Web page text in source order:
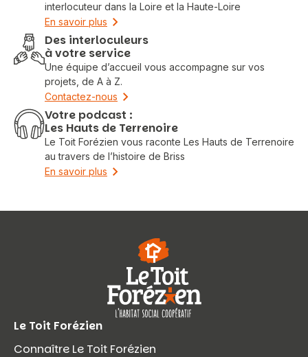
Rechercher
interlocuteur dans la Loire et la Haute-Loire
En savoir plus
Des interloculeurs
à votre service
Une équipe d’accueil vous accompagne sur vos
projets, de A à Z.
Contactez-nous
Votre podcast :
Les Hauts de Terrenoire
Le Toit Forézien vous raconte Les Hauts de Terrenoire
au travers de l’histoire de Briss
En savoir plus
Le Toit Forézien
Connaître Le Toit Forézien